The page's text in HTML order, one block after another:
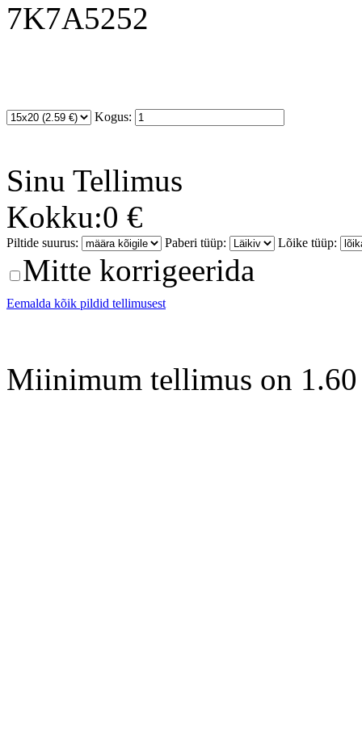
7K7A5252
Kogus:
Sinu Tellimus
Kokku:0 €
Piltide suurus: Paberi tüüp: Lõike tüüp:
Mitte korrigeerida
Eemalda kõik pildid tellimusest
Miinimum tellimus on